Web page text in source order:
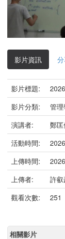
影片資訊
影片標題:
影片分類:
管
演講者:
鄭
活動時間:
上傳時間:
上傳者:
許
觀看次數:
251
相關影片